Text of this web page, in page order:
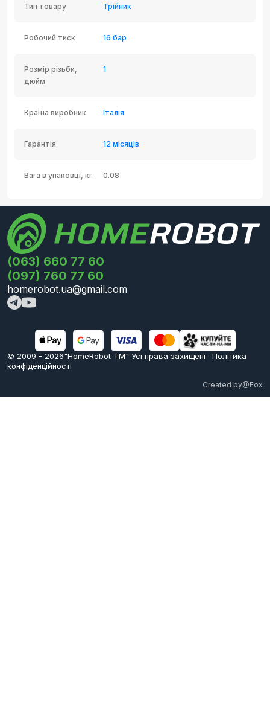
Тип товару Трійник
Робочий тиск 16 бар
Розмір різьби,
дюйм
1
Країна виробник Італія
Гарантія 12 місяців
Вага в упаковці, кг 0.08
(063) 660 77 60
(097) 760 77 60
homerobot.ua@gmail.com
© 2009 - 2026"HomeRobot ТМ" Усi права захищені · Політика
конфіденційності
Created by@Fox